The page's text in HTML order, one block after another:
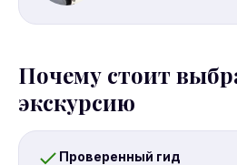
Почему стоит
экскурсию
Проверенный гид